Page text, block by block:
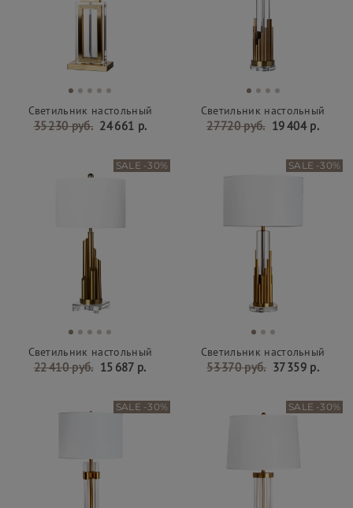
Светильник настольный
35 230 руб. 24 661 р.
Светильник настольный
27 720 руб. 19 404 р.
Светильник настольный
22 410 руб. 15 687 р.
SALE -30%
Светильник настольный
53 370 руб. 37 359 р.
SALE -30%
SALE -30% SALE -30%